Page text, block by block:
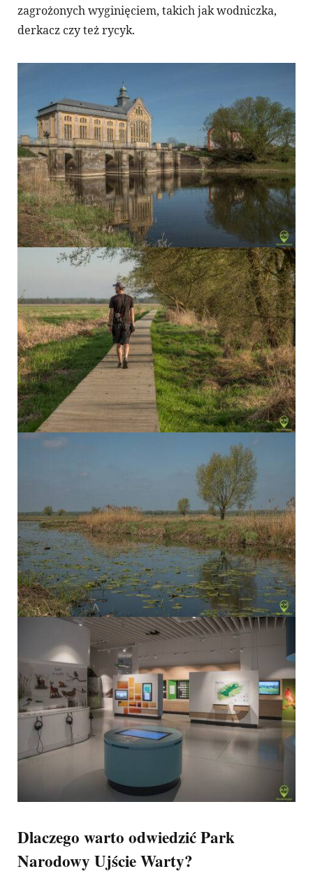
zagrożonych wyginięciem, takich jak wodniczka,
derkacz czy też rycyk.
Dlaczego warto odwiedzić Park
Narodowy Ujście Warty?